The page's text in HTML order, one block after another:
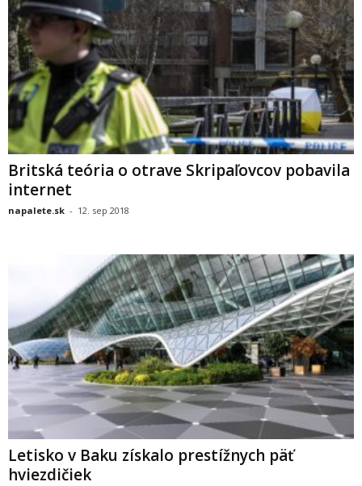
Britská teória o otrave Skripaľovcov pobavila
internet
napalete.sk - 12. sep 2018
Letisko v Baku získalo prestížnych päť
hviezdičiek